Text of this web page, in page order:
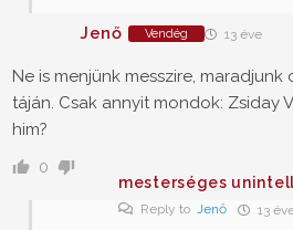
Jenő Vendég 13 éve
Ne is menjünk messzire, maradjunk
táján. Csak annyit mondok: Zsiday
him?
0
mesterséges
Reply to Jenő 13